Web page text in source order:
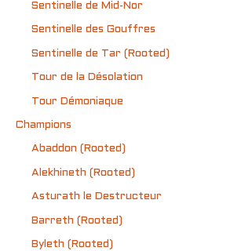
Sentinelle de Mid-Nor
Sentinelle des Gouffres
Sentinelle de Tar (Rooted)
Tour de la Désolation
Tour Démoniaque
Champions
Abaddon (Rooted)
Alekhineth (Rooted)
Asturath le Destructeur
Barreth (Rooted)
Byleth (Rooted)